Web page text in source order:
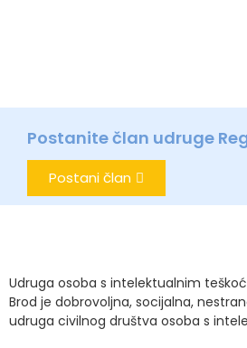
Postanite član udruge
Postani član
Udruga osoba s intelektualnim
Brod je dobrovoljna, socijalna,
udruga civilnog društva osoba s